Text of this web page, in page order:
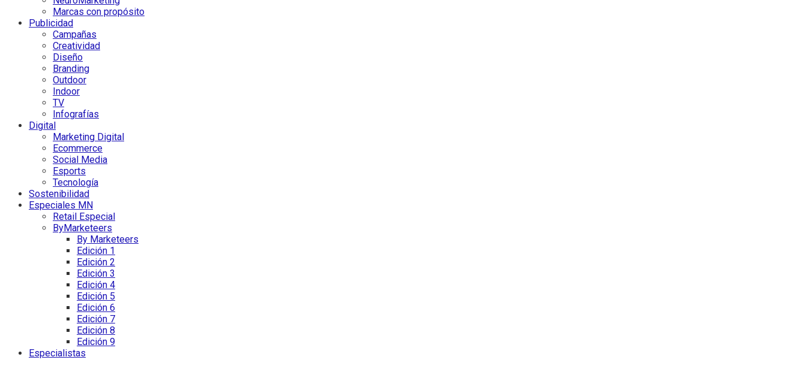
Marcas con propósito
Publicidad
Campañas
Creatividad
Diseño
Branding
Outdoor
Indoor
TV
Infografías
Digital
Marketing Digital
Ecommerce
Social Media
Esports
Tecnología
Sostenibilidad
Especiales MN
Retail Especial
ByMarketeers
By Marketeers
Edición 1
Edición 2
Edición 3
Edición 4
Edición 5
Edición 6
Edición 7
Edición 8
Edición 9
Especialistas